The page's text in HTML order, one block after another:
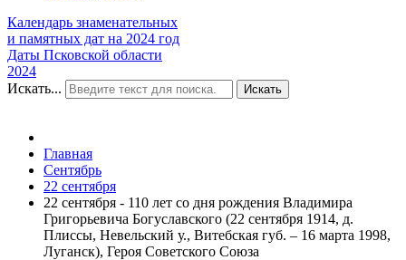
Календарь знаменательных
и памятных дат на 2024 год
Даты Псковской области
2024
Искать...
Искать
Главная
Сентябрь
22 сентября
22 сентября - 110 лет со дня рождения Владимира
Григорьевича Богуславского (22 сентября 1914, д.
Плиссы, Невельский у., Витебская губ. – 16 марта 1998,
Луганск), Героя Советского Союза